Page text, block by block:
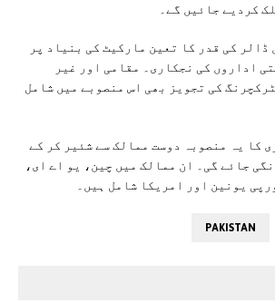
کردیے جائیں گے۔
ڈالر کی قدر کا تعین مارکیٹ کی بنیاد پر
اداروں کی نجکاری۔ مقامی اور غیر
کی تجویز بھی اس منصوبے میں شامل
کا یہ منصوبہ دوست ممالک سے شئیر کر کے
جائے گی۔ ان ممالک میں چین، یو اے ای،
یونین اور امریکا شامل ہیں۔
PAKISTAN